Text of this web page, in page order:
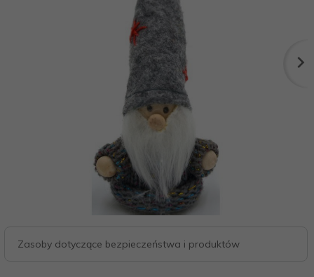
Zasoby dotyczące bezpieczeństwa i produktów